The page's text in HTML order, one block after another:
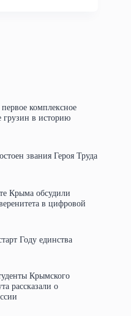
комплексное
грузин в историю
звания Героя Труда
Крыма обсудили
в цифровой
Году единства
Крымского
рассказали о